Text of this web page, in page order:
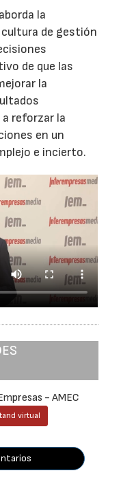
la
de gestión
de que las
la
reforzar la
en un
e incierto.
- AMEC
virtual